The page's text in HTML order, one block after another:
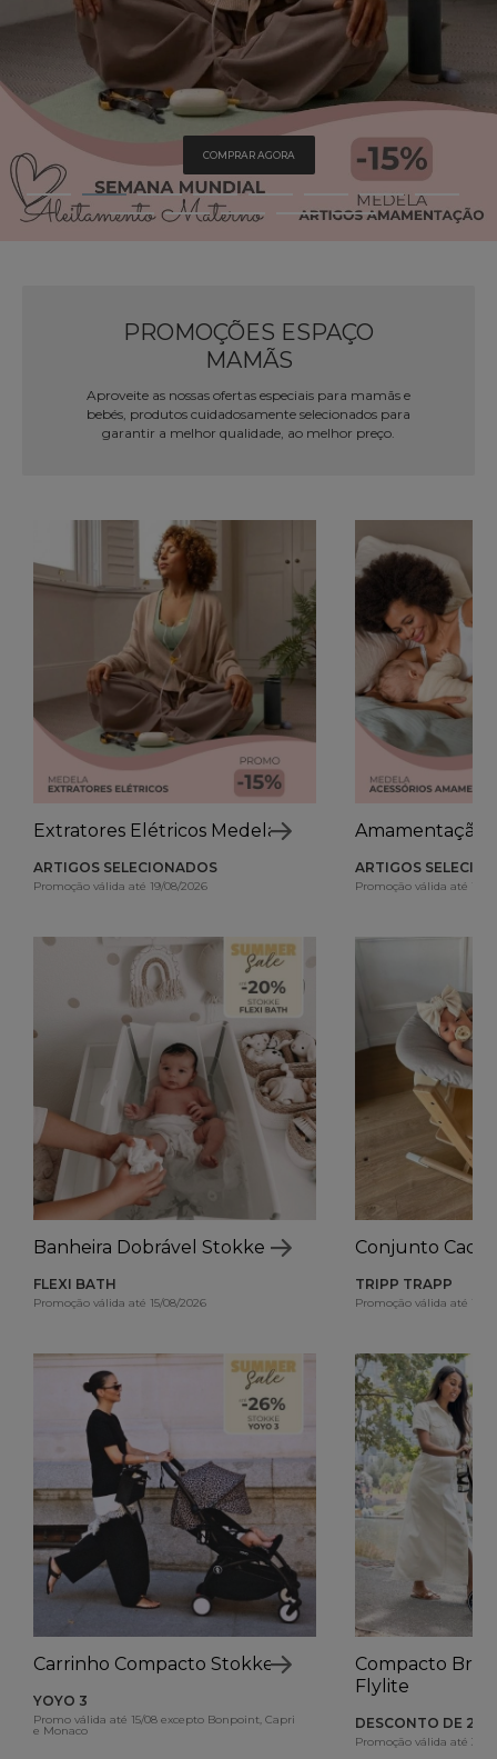
COMPRAR AGORA
PROMOÇÕES ESPAÇO
MAMÃS
Aproveite as nossas ofertas especiais para mamãs e
bebés, produtos cuidadosamente selecionados para
garantir a melhor qualidade, ao melhor preço.
Extratores Elétricos Medela
ARTIGOS SELECIONADOS
Promoção válida até 19/08/2026
Amamentação
ARTIGOS
Promoção válida até 19/
Banheira Dobrável Stokke
FLEXI BATH
Promoção válida até 15/08/2026
Conjunto
TRIPP TRAPP
Promoção válida até 15/
Carrinho Compacto Stokke
YOYO 3
Promo válida até 15/08 excepto Bonpoint, Capri
e Monaco
Compacto
Flylite
DESCONTO DE 26€
Promoção válida até 31/